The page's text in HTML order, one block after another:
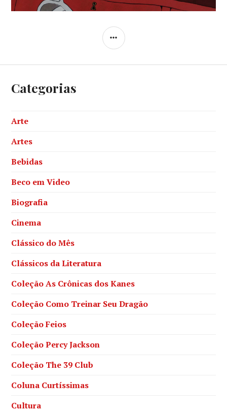
SIDEBAR
Categorias
Arte
Artes
Bebidas
Beco em Video
Biografia
Cinema
Clássico do Mês
Clássicos da Literatura
Coleção As Crônicas dos Kanes
Coleção Como Treinar Seu Dragão
Coleção Feios
Coleção Percy Jackson
Coleção The 39 Club
Coluna Curtíssimas
Cultura